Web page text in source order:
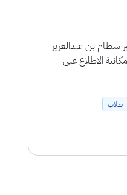
سطام بن عبدالعزيز
التعليم التفاعلي،…